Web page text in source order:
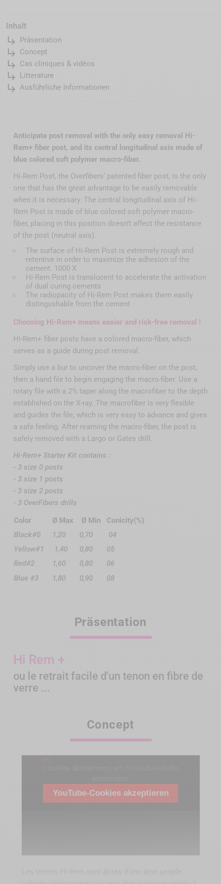
Inhalt
subdirectory_arrow_right Präsentation
subdirectory_arrow_right Concept
subdirectory_arrow_right Cas cliniques & vidéos
subdirectory_arrow_right Litterature
subdirectory_arrow_right Ausführliche Informationen
Anticipate post removal with the only easy removal Hi-
Rem+ fiber post, and its central longitudinal axis made of
blue colored soft polymer macro-fiber.
Hi-Rem Post, the Overfibers’ patented fiber post, is the only
one that has the great advantage to be easily removable
when it is necessary. The central longitudinal axis of Hi-
Rem Post is made of blue colored soft polymer macro-
fiber, placing in this position doesn’t affect the resistance
of the post (neutral axis).
The surface of Hi-Rem Post is extremely rough and
retentive in order to maximize the adhesion of the
cement. 1000 X
Hi-Rem Post is translucent to accelerate the activation
of dual curing cements
The radiopacity of Hi-Rem Post makes them easily
distingushable from the cement
Choosing Hi-Rem+ means easier and risk-free removal !
Hi-Rem+ fiber posts have a colored macro-fiber, which
serves as a guide during post removal.
Simply use a bur to uncover the macro-fiber on the post,
then a hand file to begin engaging the macro-fiber. Use a
rotary file with a 2% taper along the macrofiber to the depth
established on the X-ray. The macrofiber is very flexible
and guides the file, which is very easy to advance and gives
a safe feeling. After reaming the macro-fiber, the post is
safely removed with a Largo or Gates drill.
Hi-Rem+ Starter Kit contains :
- 3 size 0 posts
- 3 size 1 posts
- 3 size 2 posts
- 3 OverFibers drills
Color
Ø Max Ø Min
Conicity(%)
Black#0
1,20 0,70
04
Yellow#1
1,40 0,80
05
Red#2
1,60 0,80
06
Blue #3
1,80 0,90 08
Präsentation
Hi Rem +
ou le retrait facile d'un tenon en fibre de
verre ...
Concept
YouTube-Cookies akzeptieren